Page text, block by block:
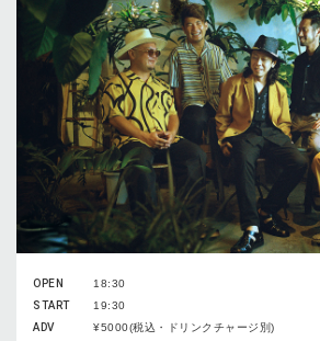
OPEN
18:30
START
19:30
ADV
¥5000(税込・ドリンクチャージ別)